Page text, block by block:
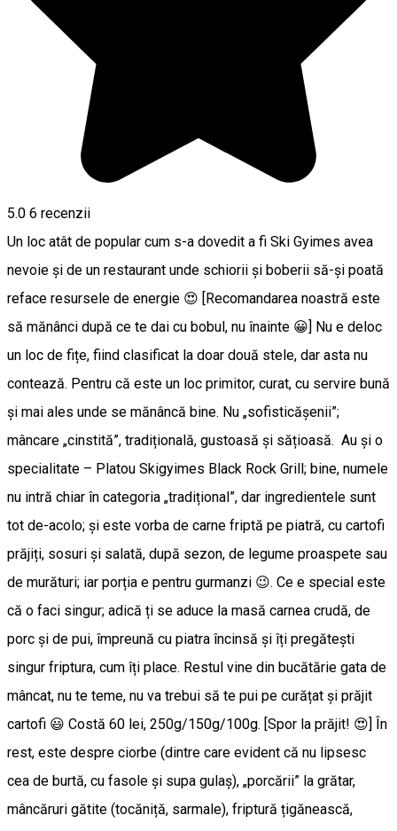
5.0 6 recenzii
Un loc atât de popular cum s-a dovedit a fi Ski Gyimes avea
nevoie și de un restaurant unde schiorii și boberii să-și poată
reface resursele de energie 😍 [Recomandarea noastră este
să mănânci după ce te dai cu bobul, nu înainte 😀] Nu e deloc
un loc de fițe, fiind clasificat la doar două stele, dar asta nu
contează. Pentru că este un loc primitor, curat, cu servire bună
și mai ales unde se mănâncă bine. Nu „sofisticășenii”;
mâncare „cinstită”, tradițională, gustoasă și sățioasă. Au și o
specialitate – Platou Skigyimes Black Rock Grill; bine, numele
nu intră chiar în categoria „tradițional”, dar ingredientele sunt
tot de-acolo; și este vorba de carne friptă pe piatră, cu cartofi
prăjiți, sosuri și salată, după sezon, de legume proaspete sau
de murături; iar porția e pentru gurmanzi 😉. Ce e special este
că o faci singur; adică ți se aduce la masă carnea crudă, de
porc și de pui, împreună cu piatra încinsă și îți pregătești
singur friptura, cum îți place. Restul vine din bucătărie gata de
mâncat, nu te teme, nu va trebui să te pui pe curățat și prăjit
cartofi 😃 Costă 60 lei, 250g/150g/100g. [Spor la prăjit! 😍] În
rest, este despre ciorbe (dintre care evident că nu lipsesc
cea de burtă, cu fasole şi supa gulaș), „porcării” la grătar,
mâncăruri gătite (tocăniță, sarmale), friptură țigănească,